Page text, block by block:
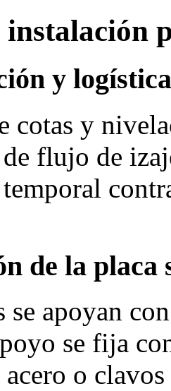
instalación
y
cotas y
flujo de
de la placa
se apoyan
se fija
acero o